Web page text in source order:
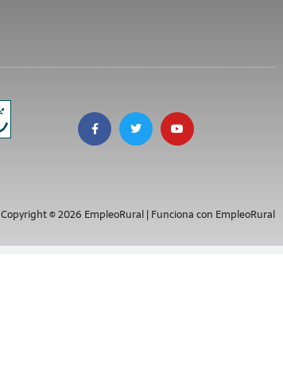
Copyright © 2026 EmpleoRural | Funciona con EmpleoRural